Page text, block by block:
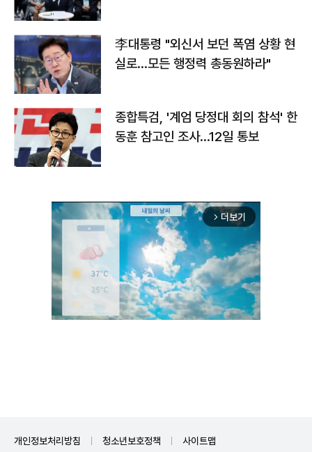
李대통령 "외신서 보던 폭염 상황 현
실로…모든 행정력 총동원하라"
종합특검, '계엄 당정대 회의 참석' 한
동훈 참고인 조사...12일 통보
arrow_forward_ios 더보기
개인정보처리방침 청소년보호정책 사이트맵